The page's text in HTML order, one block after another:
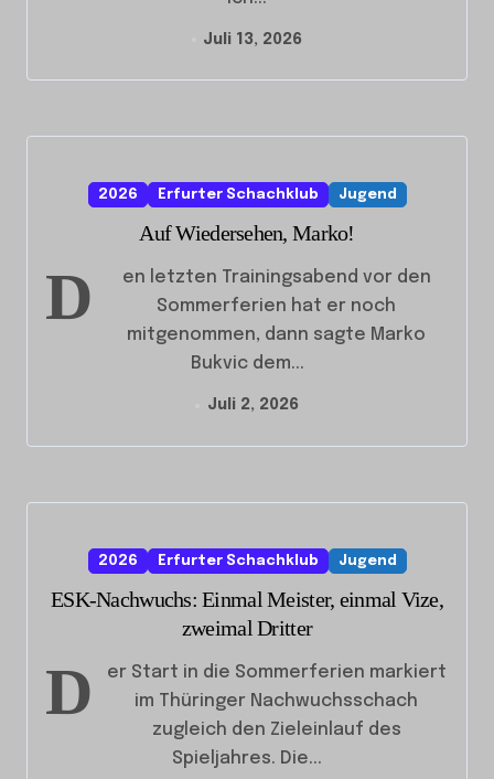
Juli 13, 2026
2026 Erfurter Schachklub Jugend
Auf Wiedersehen, Marko!
D
en letzten Trainingsabend vor den
Sommerferien hat er noch
mitgenommen, dann sagte Marko
Bukvic dem...
Juli 2, 2026
2026 Erfurter Schachklub Jugend
ESK-Nachwuchs: Einmal Meister, einmal Vize,
zweimal Dritter
D
er Start in die Sommerferien markiert
im Thüringer Nachwuchsschach
zugleich den Zieleinlauf des
Spieljahres. Die...